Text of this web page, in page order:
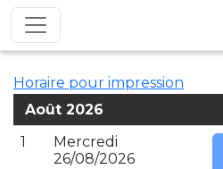
Horaire pour impression
Août 2026
1
Mercredi
26/08/2026